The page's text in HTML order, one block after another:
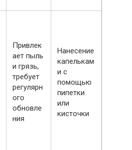
Привлек
ает пыль
и грязь,
требует
регулярн
ого
обновле
ния
Нанесение
капелькам
и с
помощью
пипетки
или
кисточки